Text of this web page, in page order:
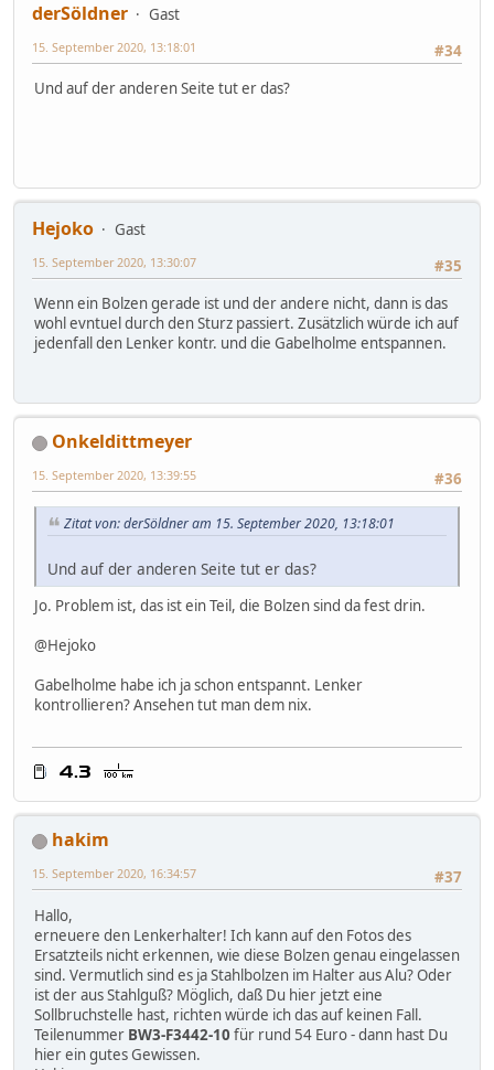
derSöldner
Gast
#34
15. September 2020, 13:18:01
Und auf der anderen Seite tut er das?
Hejoko
Gast
#35
15. September 2020, 13:30:07
Wenn ein Bolzen gerade ist und der andere nicht, dann is das
wohl evntuel durch den Sturz passiert. Zusätzlich würde ich auf
jedenfall den Lenker kontr. und die Gabelholme entspannen.
Onkeldittmeyer
#36
15. September 2020, 13:39:55
Zitat von: derSöldner am 15. September 2020, 13:18:01
Und auf der anderen Seite tut er das?
Jo. Problem ist, das ist ein Teil, die Bolzen sind da fest drin.
@Hejoko
Gabelholme habe ich ja schon entspannt. Lenker
kontrollieren? Ansehen tut man dem nix.
hakim
#37
15. September 2020, 16:34:57
Hallo,
erneuere den Lenkerhalter! Ich kann auf den Fotos des
Ersatzteils nicht erkennen, wie diese Bolzen genau eingelassen
sind. Vermutlich sind es ja Stahlbolzen im Halter aus Alu? Oder
ist der aus Stahlguß? Möglich, daß Du hier jetzt eine
Sollbruchstelle hast, richten würde ich das auf keinen Fall.
Teilenummer BW3-F3442-10 für rund 54 Euro - dann hast Du
hier ein gutes Gewissen.